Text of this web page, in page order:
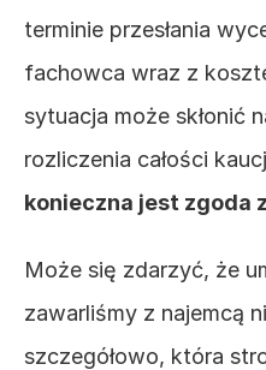
terminie przesłania
fachowca wraz z
sytuacja może skłonić
rozliczenia całości
konieczna jest zgoda
Może się zdarzyć, że
zawarliśmy z najemcą
szczegółowo, która